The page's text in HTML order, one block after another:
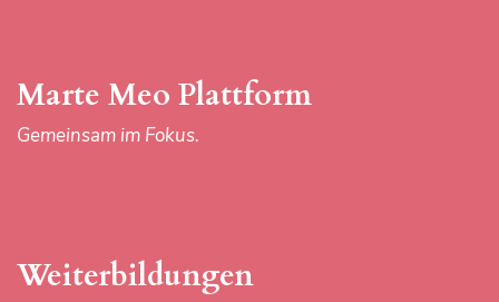
Neuigkeiten im Fokus.
Marte Meo austria & Team im Fokus.
Marte Meo Plattform
Gemeinsam im Fokus.
Weiterbildungen